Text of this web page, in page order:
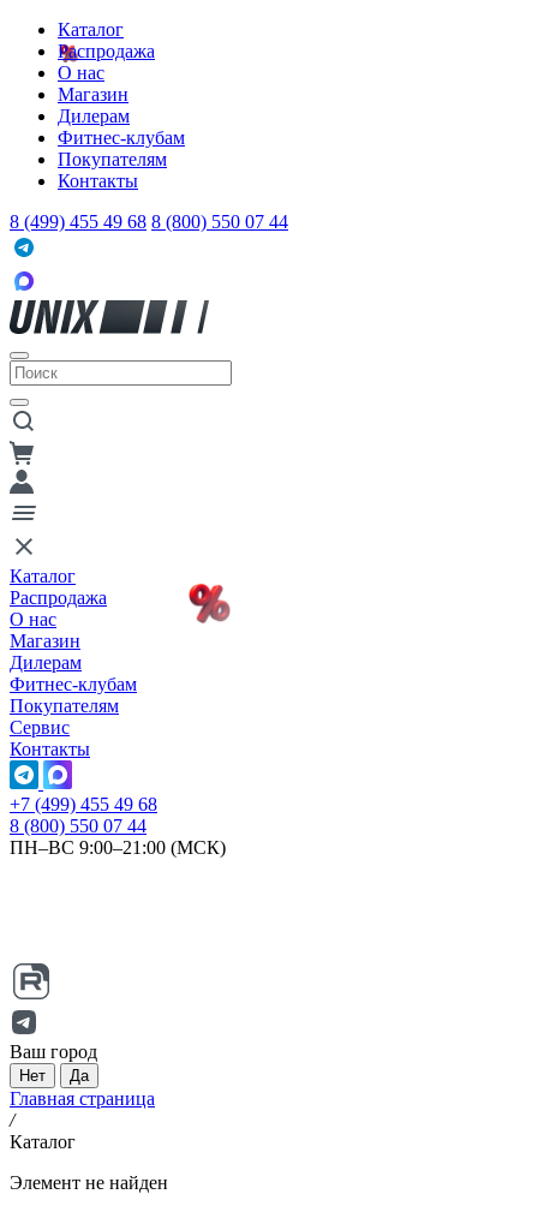
Каталог
Распродажа
О нас
Магазин
Дилерам
Фитнес-клубам
Покупателям
Контакты
8 (499) 455 49 68 8 (800) 550 07 44
Каталог
Распродажа
О нас
Магазин
Дилерам
Фитнес-клубам
Покупателям
Сервис
Контакты
+7 (499) 455 49 68
8 (800) 550 07 44
ПН–ВС 9:00–21:00 (МСК)
Ваш город
Нет Да
Главная страница
/
Каталог
Элемент не найден